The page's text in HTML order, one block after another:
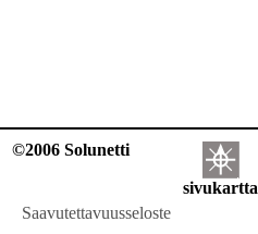
©2006 Solunetti
sivukartta
Saavutettavuusseloste